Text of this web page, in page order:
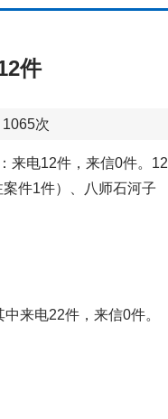
件
1065次
来电12件，来信0件。12
件1件）、八师石河子
来电22件，来信0件。